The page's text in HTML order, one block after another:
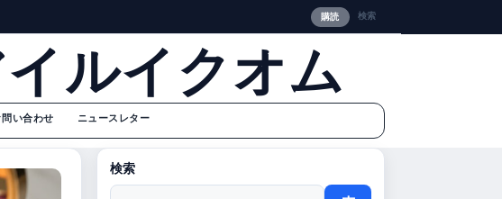
購読 検索
ルイクオム
問い合わせ ニュースレター
検索